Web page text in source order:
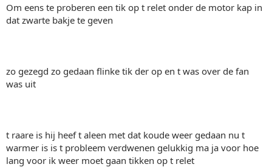
Om eens te proberen een tik op t relet onder de motor kap in
dat zwarte bakje te geven
zo gezegd zo gedaan flinke tik der op en t was over de fan
was uit
t raare is hij heef t aleen met dat koude weer gedaan nu t
warmer is is t probleem verdwenen gelukkig ma ja voor hoe
lang voor ik weer moet gaan tikken op t relet